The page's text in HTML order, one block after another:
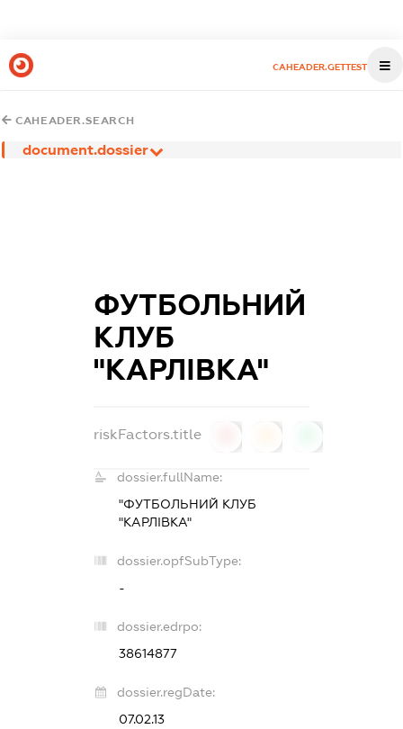
CAHEADER.GETTEST
CAHEADER.SEARCH
document.dossier
ФУТБОЛЬНИЙ
КЛУБ
"КАРЛІВКА"
riskFactors.title
dossier.fullName:
"ФУТБОЛЬНИЙ КЛУБ
"КАРЛІВКА"
dossier.opfSubType:
-
dossier.edrpo:
38614877
dossier.regDate:
07.02.13